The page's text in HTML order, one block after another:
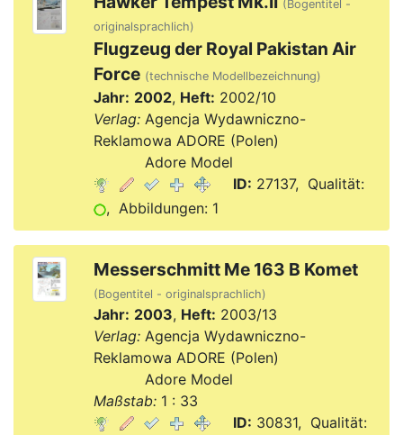
(Bogentitel -
originalsprachlich)
Flugzeug der Royal Pakistan Air
Force (technische Modellbezeichnung)
Jahr: 2002, Heft: 2002/10
Verlag:Agencja Wydawniczno-
Reklamowa ADORE (Polen)
Adore Model
ID: 27137, Qualität:
, Abbildungen: 1
Messerschmitt Me 163 B Komet
(Bogentitel - originalsprachlich)
Jahr: 2003, Heft: 2003/13
Verlag:Agencja Wydawniczno-
Reklamowa ADORE (Polen)
Adore Model
Maßstab:1 : 33
ID: 30831, Qualität: